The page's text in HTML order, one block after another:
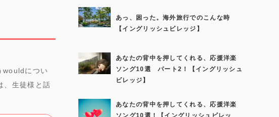
wouldについ
、生徒様と話
あっ、困った。海外旅行でのこんな時
【イングリッシュビレッジ】
あなたの背中を押してくれる、応援洋楽
ソング10選 パート2！【イングリッシュ
ビレッジ】
あなたの背中を押してくれる、応援洋楽
ソング10選！【イングリッシュビレッ